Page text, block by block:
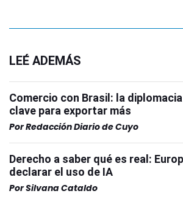
LEÉ ADEMÁS
Comercio con Brasil: la
clave para exportar más
PorRedacción Diario de Cuyo
Derecho a saber qué es real:
declarar el uso de IA
PorSilvana Cataldo